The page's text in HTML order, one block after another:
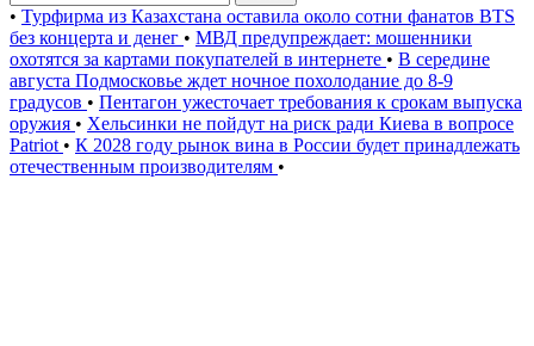
• Турфирма из Казахстана оставила около сотни фанатов BTS
без концерта и денег • МВД предупреждает: мошенники
охотятся за картами покупателей в интернете • В середине
августа Подмосковье ждет ночное похолодание до 8-9
градусов • Пентагон ужесточает требования к срокам выпуска
оружия • Хельсинки не пойдут на риск ради Киева в вопросе
Patriot • К 2028 году рынок вина в России будет принадлежать
отечественным производителям •